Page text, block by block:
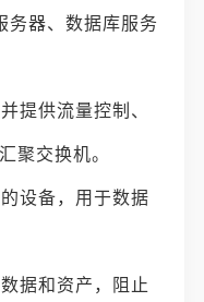
务器、数据库服务
提供流量控制、
聚交换机。
设备，用于数据
据和资产，阻止